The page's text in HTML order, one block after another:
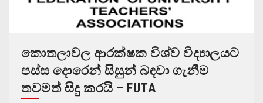
කොතලාවල ආරක්ෂක විශ්ව විද්‍යාලයට
පස්ස දොරෙන් සිසුන් බඳවා ගැනීම
තවමත් සිදු කරයි – FUTA